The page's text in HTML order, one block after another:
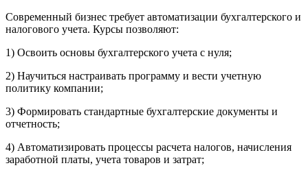
Современный бизнес требует автоматизации бухгалтерского и
налогового учета. Курсы позволяют:
1) Освоить основы бухгалтерского учета с нуля;
2) Научиться настраивать программу и вести учетную
политику компании;
3) Формировать стандартные бухгалтерские документы и
отчетность;
4) Автоматизировать процессы расчета налогов, начисления
заработной платы, учета товаров и затрат;